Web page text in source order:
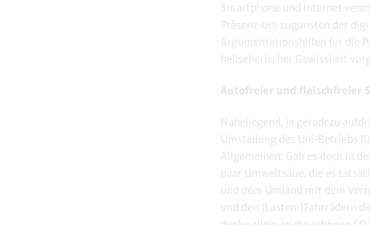
Smartphone und Internet
Präsenz-Uni zugunsten der
Argumentationshilfen für die
hellseherischer Gewissheit
Autofreier und fleischfreier
Naheliegend, ja geradezu
Umstellung des Uni-Betriebs
Allgemeinen: Gab es doch in
paar Umweltsäue, die es
und dem Umland mit dem
und den (Lasten-)Fahrrädern